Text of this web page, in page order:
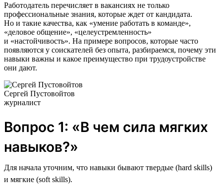
Работодатель перечисляет в вакансиях не только
профессиональные знания, которые ждет от кандидата.
Но и такие качества, как «умение работать в команде»,
«деловое общение», «целеустремленность»
и «настойчивость». На примере вопросов, которые часто
появляются у соискателей без опыта, разбираемся, почему эти
навыки важны и какое преимущество при трудоустройстве
они дают.
Сергей Пустовойтов
журналист
Вопрос 1: «В чем сила мягких
навыков?»
Для начала уточним, что навыки бывают твердые (hard skills)
и мягкие (soft skills).